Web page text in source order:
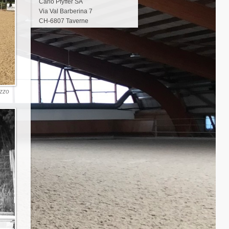
Carlo Pfyffer SA
Via Val Barberina 7
CH-6807 Taverne